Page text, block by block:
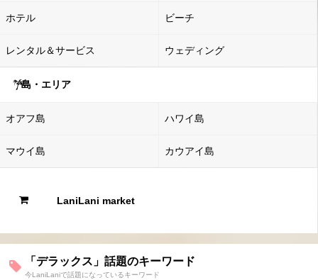
ホテル ビーチ
レンタル＆サービス ウェディング
島・エリア
オアフ島 ハワイ島
マウイ島 カウアイ島
LaniLani market
「デラックス」話題のキーワード
今LaniLaniで話題になっているキーワード